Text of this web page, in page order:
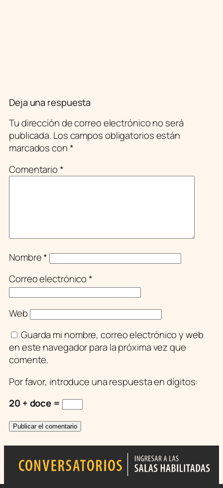
Deja una respuesta
Tu dirección de correo electrónico no será
publicada. Los campos obligatorios están
marcados con*
Comentario*
Nombre*
Correo electrónico*
Web
Guarda mi nombre, correo electrónico y web
en este navegador para la próxima vez que
comente.
Por favor, introduce una respuesta en dígitos:
20 + doce =